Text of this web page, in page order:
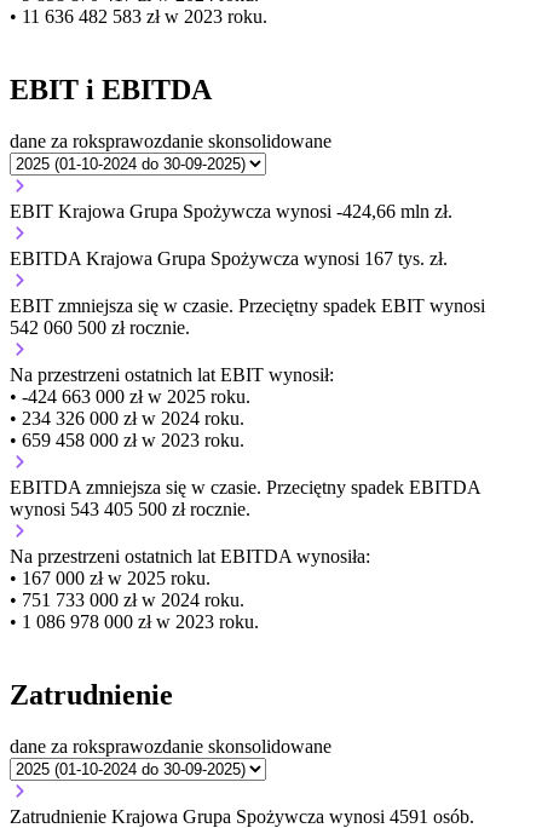
• 11 636 482 583 zł w 2023 roku.
EBIT i EBITDA
dane za roksprawozdanie skonsolidowane
EBIT Krajowa Grupa Spożywcza wynosi -424,66 mln zł.
EBITDA Krajowa Grupa Spożywcza wynosi 167 tys. zł.
EBIT zmniejsza się w czasie. Przeciętny spadek EBIT wynosi
542 060 500 zł rocznie.
Na przestrzeni ostatnich lat EBIT wynosił:
• -424 663 000 zł w 2025 roku.
• 234 326 000 zł w 2024 roku.
• 659 458 000 zł w 2023 roku.
EBITDA zmniejsza się w czasie. Przeciętny spadek EBITDA
wynosi 543 405 500 zł rocznie.
Na przestrzeni ostatnich lat EBITDA wynosiła:
• 167 000 zł w 2025 roku.
• 751 733 000 zł w 2024 roku.
• 1 086 978 000 zł w 2023 roku.
Zatrudnienie
dane za roksprawozdanie skonsolidowane
Zatrudnienie Krajowa Grupa Spożywcza wynosi 4591 osób.